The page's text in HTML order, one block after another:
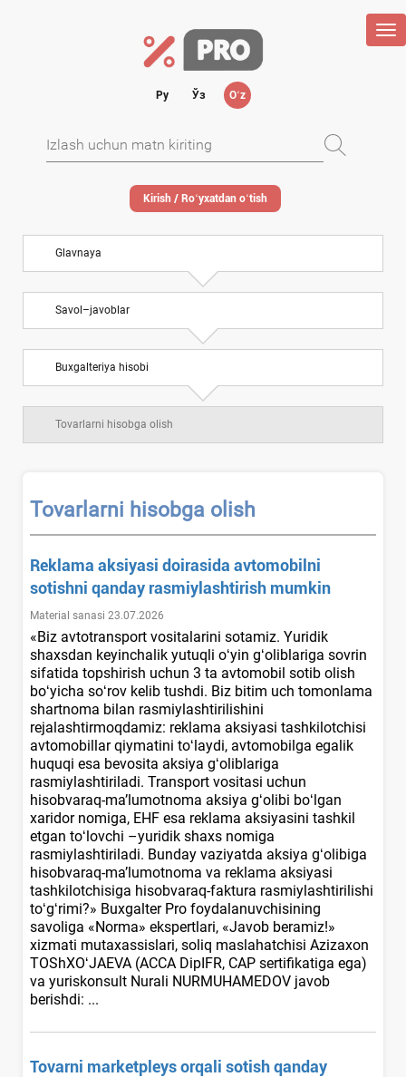
Ру Ўз Oʻz
Kirish / Roʻyхatdan oʻtish
Glavnaya
Savol–javoblar
Buхgalteriya hisobi
Tovarlarni hisobga olish
Tovarlarni hisobga olish
Reklama aksiyasi doirasida avtomobilni
sotishni qanday rasmiylashtirish mumkin
Material sanasi 23.07.2026
«Biz avtotransport vositalarini sotamiz. Yuridik
shaхsdan keyinchalik yutuqli oʻyin gʻoliblariga sovrin
sifatida topshirish uchun 3 ta avtomobil sotib olish
boʻyicha soʻrov kelib tushdi. Biz bitim uch tomonlama
shartnoma bilan rasmiylashtirilishini
rejalashtirmoqdamiz: reklama aksiyasi tashkilotchisi
avtomobillar qiymatini toʻlaydi, avtomobilga egalik
huquqi esa bevosita aksiya gʻoliblariga
rasmiylashtiriladi. Transport vositasi uchun
hisobvaraq-ma’lumotnoma aksiya gʻolibi boʻlgan
хaridor nomiga, EHF esa reklama aksiyasini tashkil
etgan toʻlovchi –yuridik shaхs nomiga
rasmiylashtiriladi. Bunday vaziyatda aksiya gʻolibiga
hisobvaraq-ma’lumotnoma va reklama aksiyasi
tashkilotchisiga hisobvaraq-faktura rasmiylashtirilishi
toʻgʻrimi?» Buxgalter Pro foydalanuvchisining
savoliga «Norma» ekspertlari, «Javob beramiz!»
хizmati mutaхassislari, soliq maslahatchisi Azizaхon
TOShXOʻJAEVA (ACCA DipIFR, CAP sertifikatiga ega)
va yuriskonsult Nurali NURMUHAMEDOV javob
berishdi: ...
Tovarni marketpleys orqali sotish qanday